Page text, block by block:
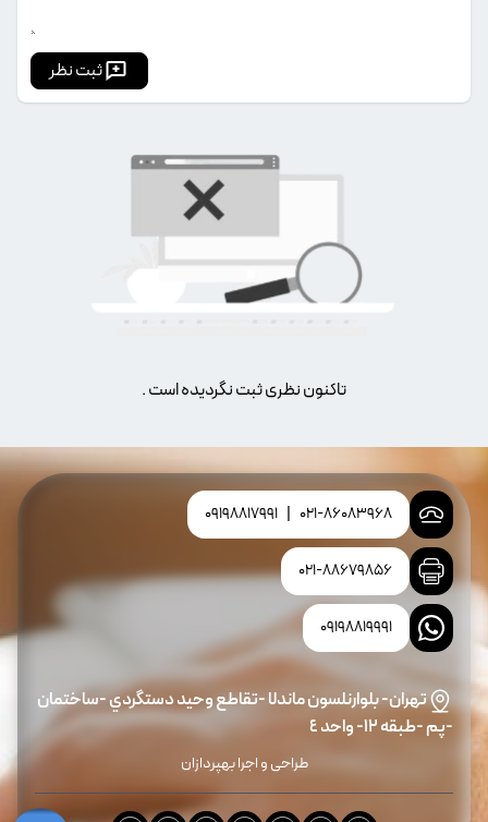
ثبت نظر
تاکنون نظری ثبت نگردیده است .
021-86083968
09198817991
021-88679856
09198819991
تهران- بلوارنلسون ماندلا -تقاطع وحيد دستگردي -ساختمان
-پم -طبقه ١٢- واحد ٤
طراحی و اجرا بهپردازان